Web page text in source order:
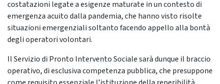
costatazioni legate a esigenze maturate in un contesto di
emergenza acuito dalla pandemia, che hanno visto risolte
situazioni emergenziali soltanto facendo appello alla bontà
degli operatori volontari.
Il Servizio di Pronto Intervento Sociale sarà dunque il braccio
operativo, di esclusiva competenza pubblica, che presuppone